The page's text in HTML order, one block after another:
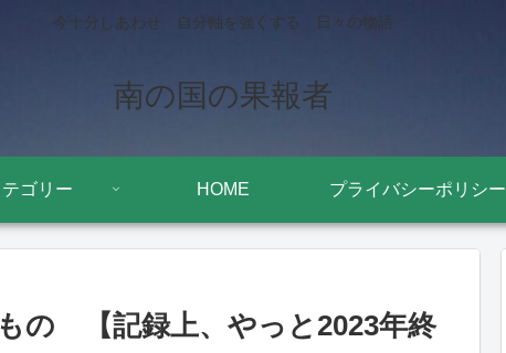
今十分しあわせ 自分軸を強くする 日々の物語
南の国の果報者
テゴリー HOME プライバシーポリシー
の 【記録上、やっと2023年終